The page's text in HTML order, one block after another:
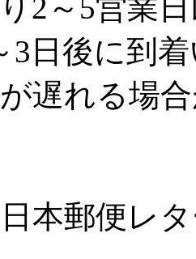
2～5営業
3日後に到
遅れる場
本郵便レ